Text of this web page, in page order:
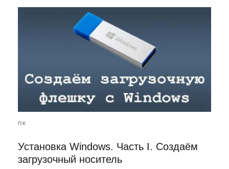
ПК
Установка Windows. Часть I. Создаём
загрузочный носитель